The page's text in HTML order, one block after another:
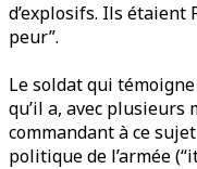
d’explosifs. Ils
peur”.
Le soldat qui
qu’il a, avec
commandant à ce
politique de l’armée